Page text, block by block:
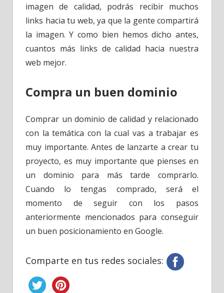
imagen de calidad, podrás recibir muchos
links hacia tu web, ya que la gente compartirá
la imagen. Y como bien hemos dicho antes,
cuantos más links de calidad hacia nuestra
web mejor.
Compra un buen dominio
Comprar un dominio de calidad y relacionado
con la temática con la cual vas a trabajar es
muy importante. Antes de lanzarte a crear tu
proyecto, es muy importante que pienses en
un dominio para más tarde comprarlo.
Cuando lo tengas comprado, será el
momento de seguir con los pasos
anteriormente mencionados para conseguir
un buen posicionamiento en Google.
Comparte en tus redes sociales: